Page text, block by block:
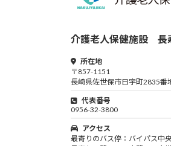
介護老人保健施設 長
所在地
〒857-1151
長崎県佐世保市日宇町2835番
代表番号
0956-32-3800
アクセス
最寄りのバス停：バイパス中